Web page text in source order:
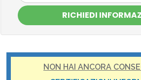
RICHIEDI
NON HAI ANCORA